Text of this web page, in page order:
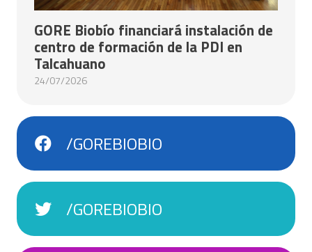
GORE Biobío financiará instalación de
centro de formación de la PDI en
Talcahuano
24/07/2026
/GOREBIOBIO
/GOREBIOBIO